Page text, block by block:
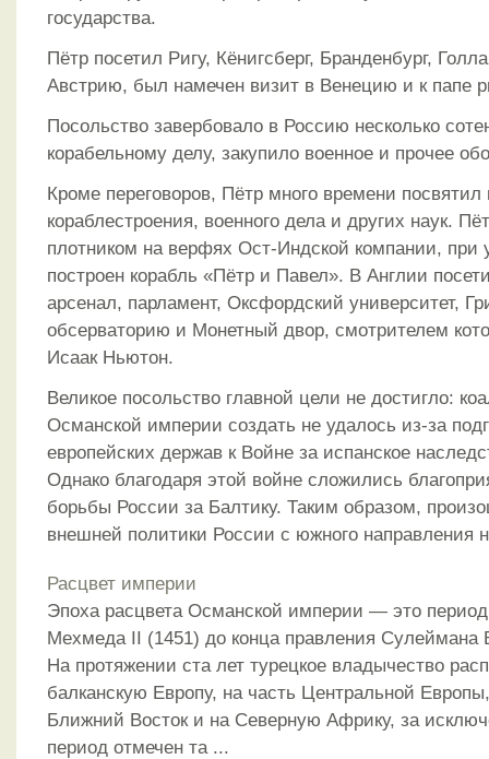
государства.
Пётр посетил Ригу, Кёнигсберг, Бранденбург,
Австрию, был намечен визит в Венецию и к папе
Посольство завербовало в Россию несколько
корабельному делу, закупило военное и прочее
Кроме переговоров, Пётр много времени
кораблестроения, военного дела и других наук.
плотником на верфях Ост-Индской компании, при
построен корабль «Пётр и Павел». В Англии
арсенал, парламент, Оксфордский университет,
обсерваторию и Монетный двор, смотрителем
Исаак Ньютон.
Великое посольство главной цели не достигло:
Османской империи создать не удалось из-за
европейских держав к Войне за испанское
Однако благодаря этой войне сложились
борьбы России за Балтику. Таким образом,
внешней политики России с южного направления
Расцвет империи
Эпоха расцвета Османской империи — это
Мехмеда II (1451) до конца правления Сулеймана
На протяжении ста лет турецкое владычество
балканскую Европу, на часть Центральной
Ближний Восток и на Северную Африку, за
период отмечен та ...